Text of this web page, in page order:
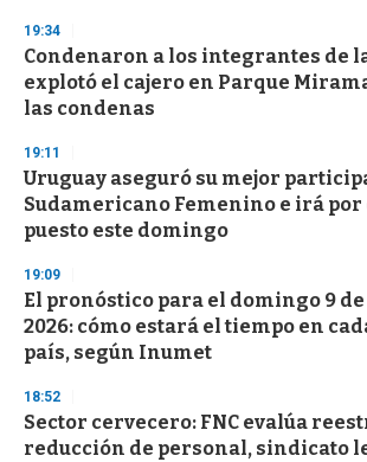
19:34
Condenaron a los integrantes de
explotó el cajero en Parque
las condenas
19:11
Uruguay aseguró su mejor
Sudamericano Femenino e irá
puesto este domingo
19:09
El pronóstico para el domingo 9 de
2026: cómo estará el tiempo en
país, según Inumet
18:52
Sector cervecero: FNC evalúa
reducción de personal, sindicato